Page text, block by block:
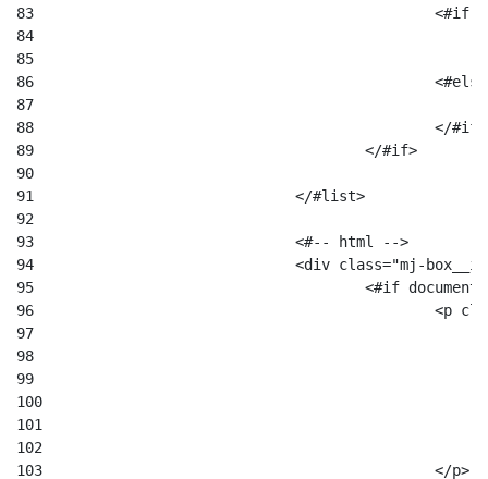
83
84
85
86
87
88
</
89
					</#if>
90
91
				</#list>
92
93
				<#-- html -->
94
<div class="mj-
95
<#if
96
97
98
99
100
101
102
103
						</p>